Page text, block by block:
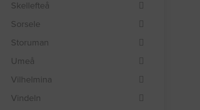
Skellefteå
Sorsele
Storuman
Umeå
Vilhelmina
Vindeln